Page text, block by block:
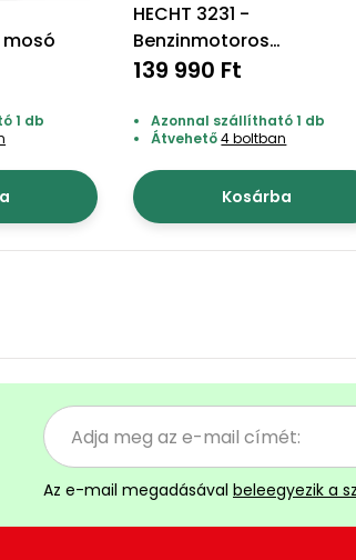
1 db
HECHT 3231 -
Benzinmotoros
magasnyomású mosó
139 990 Ft
Azonnal szállítható 1 db
Átvehető4 boltban
Kosárba
Az e-mail megadásával beleegyezik a